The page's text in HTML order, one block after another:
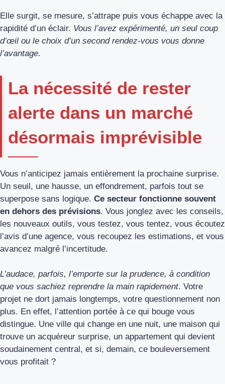
Elle surgit, se mesure, s’attrape puis vous échappe avec la
rapidité d’un éclair. Vous l’avez expérimenté, un seul coup
d’œil ou le choix d’un second rendez-vous vous donne
l’avantage.
La nécessité de rester
alerte dans un marché
désormais imprévisible
Vous n’anticipez jamais entièrement la prochaine surprise.
Un seuil, une hausse, un effondrement, parfois tout se
superpose sans logique. Ce secteur fonctionne souvent
en dehors des prévisions. Vous jonglez avec les conseils,
les nouveaux outils, vous testez, vous tentez, vous écoutez
l’avis d’une agence, vous recoupez les estimations, et vous
avancez malgré l’incertitude.
L’audace, parfois, l’emporte sur la prudence, à condition
que vous sachiez reprendre la main rapidement. Votre
projet ne dort jamais longtemps, votre questionnement non
plus. En effet, l’attention portée à ce qui bouge vous
distingue. Une ville qui change en une nuit, une maison qui
trouve un acquéreur surprise, un appartement qui devient
soudainement central, et si, demain, ce bouleversement
vous profitait ?